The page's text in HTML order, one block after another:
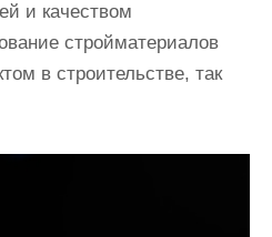
и качеством
стройматериалов
в строительстве, так